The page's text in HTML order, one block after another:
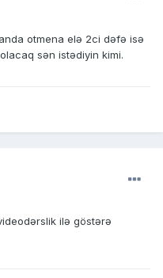
otmena elə 2ci dəfə isə
sən istədiyin kimi.
ilə göstərə